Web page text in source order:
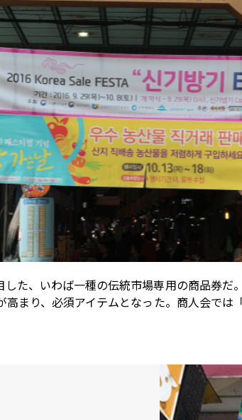
た、いわば一種の伝統市場専用の商品券
まり、必須アイテムとなった。商人会で